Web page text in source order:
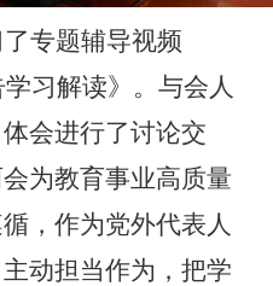
专题辅导视频
习解读》。与会人
会进行了讨论交
为教育事业高质量
，作为党外代表人
动担当作为，把学